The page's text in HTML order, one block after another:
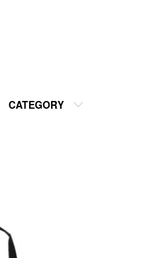
CATEGORY